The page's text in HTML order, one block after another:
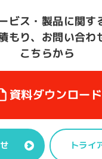
ビス・製品に関す
もり、お問い合わ
こちらから
資料ダウンロード
トライ